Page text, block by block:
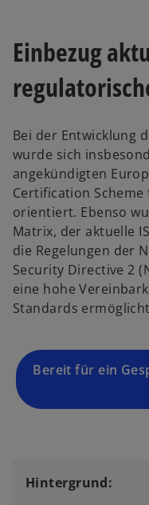
Einbezug
Bei der Entwicklung
wurde sich
angekündigten
Certification Scheme
orientiert. Ebenso
Matrix, der aktuelle
die Regelungen der
Security Directive 2
eine hohe
Standards
Bereit für ein
Hintergrund: